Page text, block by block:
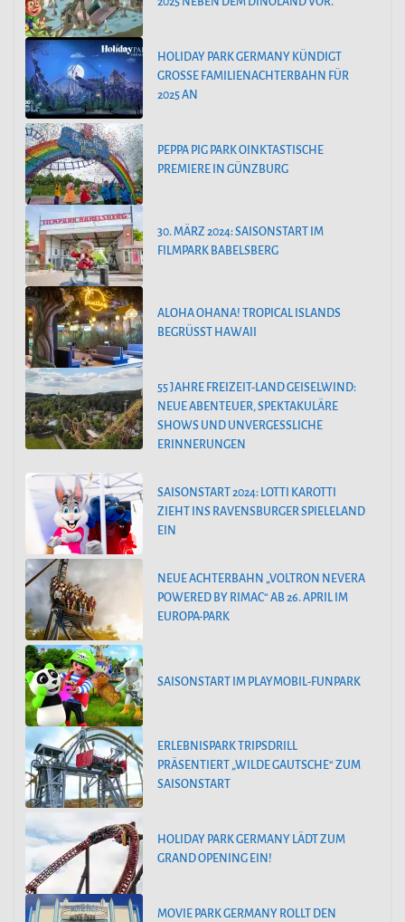
HOLIDAY PARK GERMANY KÜNDIGT
GROSSE FAMILIENACHTERBAHN FÜR 2
025 AN
PEPPA PIG PARK OINKTASTISCHE
PREMIERE IN GÜNZBURG
30. MÄRZ 2024: SAISONSTART IM
FILMPARK BABELSBERG
ALOHA OHANA! TROPICAL ISLANDS
BEGRÜSST HAWAII
55 JAHRE FREIZEIT-LAND GEISELWIND:
NEUE ABENTEUER, SPEKTAKULÄRE
SHOWS UND UNVERGESSLICHE
ERINNERUNGEN
SAISONSTART 2024: LOTTI KAROTTI
ZIEHT INS RAVENSBURGER SPIELELAND
EIN
NEUE ACHTERBAHN „VOLTRON NEVERA
POWERED BY RIMAC“ AB 26. APRIL IM
EUROPA-PARK
SAISONSTART IM PLAYMOBIL-FUNPARK
ERLEBNISPARK TRIPSDRILL
PRÄSENTIERT „WILDE GAUTSCHE“ ZUM
SAISONSTART
HOLIDAY PARK GERMANY LÄDT ZUM
GRAND OPENING EIN!
MOVIE PARK GERMANY ROLLT DEN